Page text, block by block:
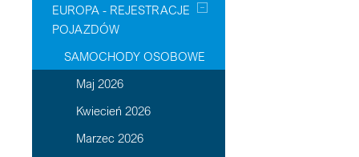
EUROPA - REJESTRACJE
POJAZDÓW
SAMOCHODY OSOBOWE
Maj 2026
Kwiecień 2026
Marzec 2026